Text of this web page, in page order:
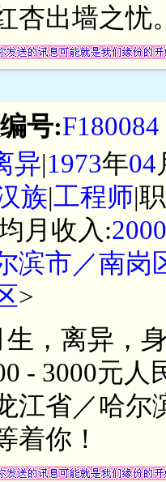
杏出墙之忧
号:F180084
异|1973年04
族|工程师|
月收入:
滨市／南岗
>
生，离异，
- 3000元
江省／哈
着你！